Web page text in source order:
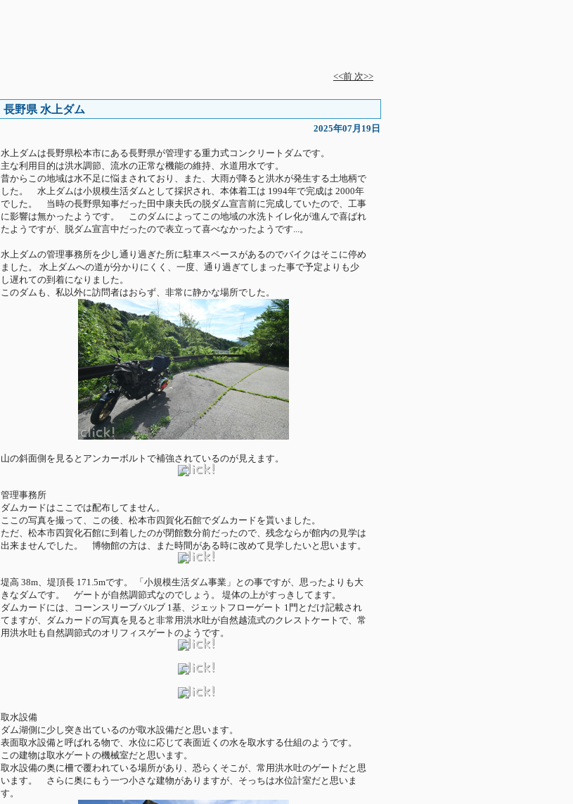
<<前 次>>
長野県 水上ダム
2025年07月19日
水上ダムは長野県松本市にある長野県が管理する重力式コンクリートダムです。
主な利用目的は洪水調節、流水の正常な機能の維持、水道用水です。
昔からこの地域は水不足に悩まされており、また、大雨が降ると洪水が発生する土地柄で
した。 水上ダムは小規模生活ダムとして採択され、本体着工は 1994年で完成は 2000年
でした。 当時の長野県知事だった田中康夫氏の脱ダム宣言前に完成していたので、工事
に影響は無かったようです。 このダムによってこの地域の水洗トイレ化が進んで喜ばれ
たようですが、脱ダム宣言中だったので表立って喜べなかったようです...。
水上ダムの管理事務所を少し通り過ぎた所に駐車スペースがあるのでバイクはそこに停め
ました。 水上ダムへの道が分かりにくく、一度、通り過ぎてしまった事で予定よりも少
し遅れての到着になりました。
このダムも、私以外に訪問者はおらず、非常に静かな場所でした。
山の斜面側を見るとアンカーボルトで補強されているのが見えます。
管理事務所
ダムカードはここでは配布してません。
ここの写真を撮って、この後、松本市四賀化石館でダムカードを貰いました。
ただ、松本市四賀化石館に到着したのが閉館数分前だったので、残念ならが館内の見学は
出来ませんでした。 博物館の方は、また時間がある時に改めて見学したいと思います。
堤高 38m、堤頂長 171.5mです。 「小規模生活ダム事業」との事ですが、思ったよりも大
きなダムです。 ゲートが自然調節式なのでしょう。 堤体の上がすっきしてます。
ダムカードには、コーンスリーブバルブ 1基、ジェットフローゲート 1門とだけ記載され
てますが、ダムカードの写真を見ると非常用洪水吐が自然越流式のクレストケートで、常
用洪水吐も自然調節式のオリフィスゲートのようです。
取水設備
ダム湖側に少し突き出ているのが取水設備だと思います。
表面取水設備と呼ばれる物で、水位に応じて表面近くの水を取水する仕組のようです。
この建物は取水ゲートの機械室だと思います。
取水設備の奥に柵で覆われている場所があり、恐らくそこが、常用洪水吐のゲートだと思
います。 さらに奥にもう一つ小さな建物がありますが、そっちは水位計室だと思いま
す。